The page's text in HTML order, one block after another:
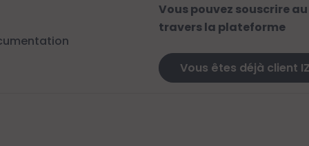
Vous pouvez souscrire
travers la plateforme
Vous êtes déjà client